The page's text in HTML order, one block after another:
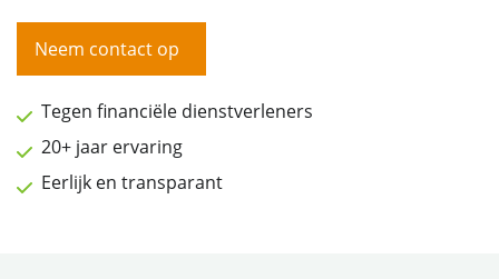
Neem contact op
Tegen financiële dienstverleners
20+ jaar ervaring
Eerlijk en transparant